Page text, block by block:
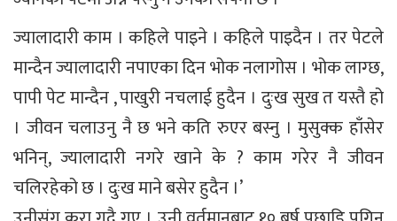
ज्यालादारी काम । कहिले पाइने । कहिले पाइदैन । तर पेटले
मान्दैन ज्यालादारी नपाएका दिन भोक नलागोस । भोक लाग्छ,
पापी पेट मान्दैन , पाखुरी नचलाई हुदैन । दुःख सुख त यस्तै हो
। जीवन चलाउनु नै छ भने कति रुएर बस्नु । मुसुक्क हाँसेर
भनिन्, ज्यालादारी नगरे खाने के ? काम गरेर नै जीवन
चलिरहेको छ । दुःख माने बसेर हुदैन ।’